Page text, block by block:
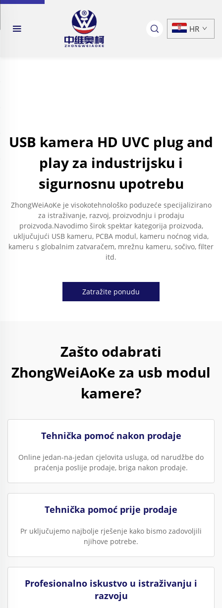
HR
USB kamera HD UVC plug and
play za industrijsku i
sigurnosnu upotrebu
ZhongWeiAoKe je visokotehnološko poduzeće specijalizirano
za istraživanje, razvoj, proizvodnju i prodaju
proizvoda.Navodimo širok spektar kategorija proizvoda,
uključujući USB kameru, PCBA modul, kameru noćnog vida,
kameru s globalnim zatvaračem, mrežnu kameru, sočivo, filter
itd.
Zatražite ponudu
Zašto odabrati
ZhongWeiAoKe za usb modul
kamere?
Tehnička pomoć nakon prodaje
Online jedan-na-jedan cjelovita usluga, od narudžbe do
praćenja poslije prodaje, briga nakon prodaje.
Tehnička pomoć prije prodaje
Pr uključujemo najbolje rješenje kako bismo zadovoljili
njihove potrebe.
Profesionalno iskustvo u istraživanju i
razvoju